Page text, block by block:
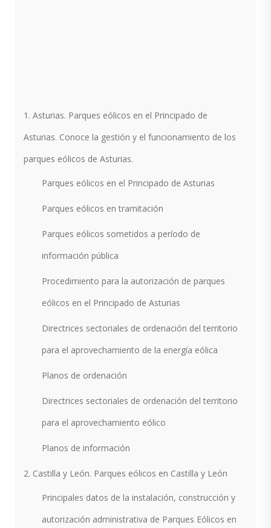
1. Asturias. Parques eólicos en el Principado de
Asturias. Conoce la gestión y el funcionamiento de los
parques eólicos de Asturias.
Parques eólicos en el Principado de Asturias
Parques eólicos en tramitación
Parques eólicos sometidos a período de
información pública
Procedimiento para la autorización de parques
eólicos en el Principado de Asturias
Directrices sectoriales de ordenación del territorio
para el aprovechamiento de la energía eólica
Planos de ordenación
Directrices sectoriales de ordenación del territorio
para el aprovechamiento eólico
Planos de información
2. Castilla y León. Parques eólicos en Castilla y León
Principales datos de la instalación, construcción y
autorización administrativa de Parques Eólicos en